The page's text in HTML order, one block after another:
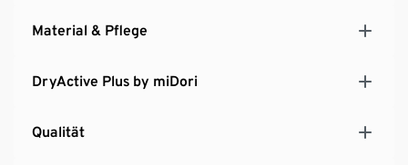
Material & Pflege
DryActive Plus by miDori
Qualität